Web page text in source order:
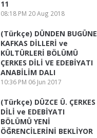
11
08:18 PM 20 Aug 2018
(Türkçe) DÜNDEN BUGÜNE
KAFKAS DİLLERİ ve
KÜLTÜRLERİ BÖLÜMÜ
ÇERKES DİLİ VE EDEBİYATI
ANABİLİM DALI
10:36 PM 06 Jun 2017
(Türkçe) DÜZCE Ü. ÇERKES
DİLİ ve EDEBİYATI
BÖLÜMÜ YENİ
ÖĞRENCİLERİNİ BEKLİYOR